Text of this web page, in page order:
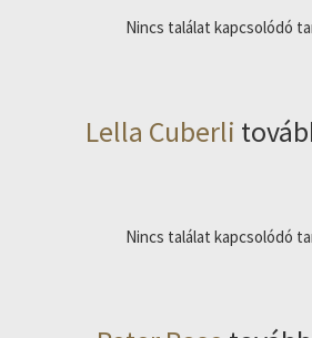
Nincs találat kapcsolódó
Lella Cuberli
Nincs találat kapcsolódó